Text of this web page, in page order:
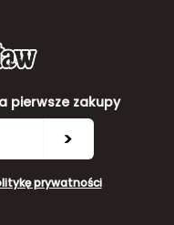
pierwsze zakupy
>
prywatności